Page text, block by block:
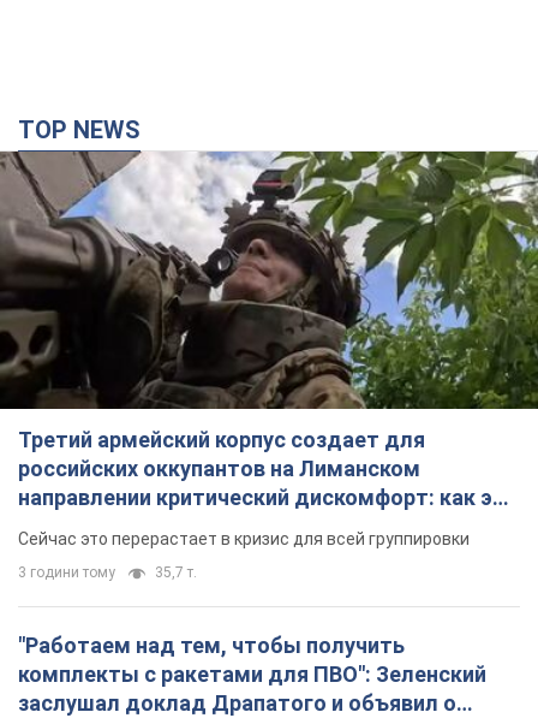
TOP NEWS
Третий армейский корпус создает для
российских оккупантов на Лиманском
направлении критический дискомфорт: как это
удалось
Сейчас это перерастает в кризис для всей группировки
3 години тому 35,7 т.
"Работаем над тем, чтобы получить
комплекты с ракетами для ПВО": Зеленский
заслушал доклад Драпатого и объявил о